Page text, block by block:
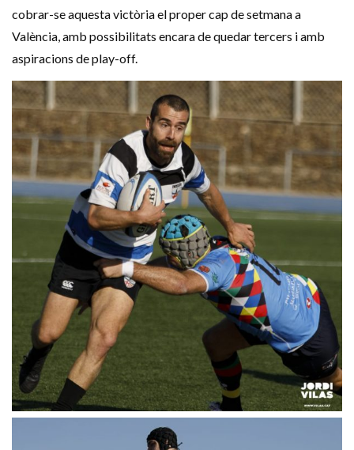
cobrar-se aquesta victòria el proper cap de setmana a
València, amb possibilitats encara de quedar tercers i amb
aspiracions de play-off.